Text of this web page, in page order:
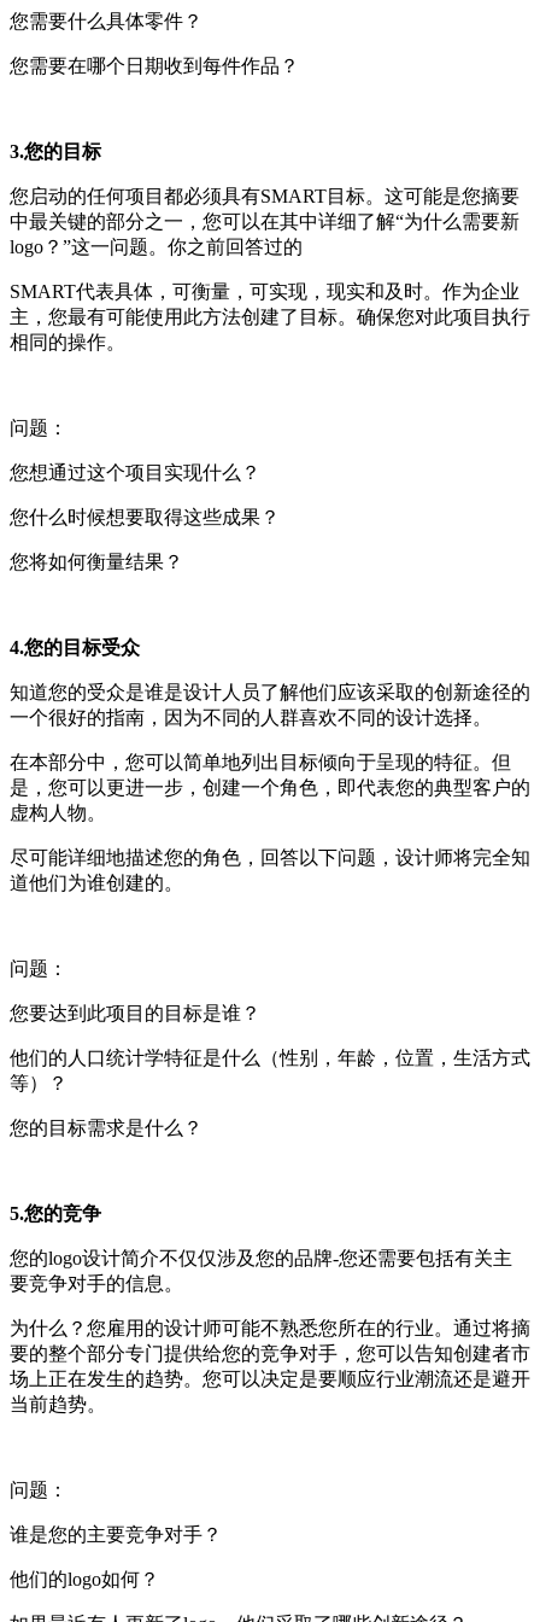
您需要什么具体零件？
您需要在哪个日期收到每件作品？
3.您的目标
您启动的任何项目都必须具有SMART目标。这可能是您摘要
中最关键的部分之一，您可以在其中详细了解“为什么需要新
logo？”这一问题。你之前回答过的
SMART代表具体，可衡量，可实现，现实和及时。作为企业
主，您最有可能使用此方法创建了目标。确保您对此项目执行
相同的操作。
问题：
您想通过这个项目实现什么？
您什么时候想要取得这些成果？
您将如何衡量结果？
4.您的目标受众
知道您的受众是谁是设计人员了解他们应该采取的创新途径的
一个很好的指南，因为不同的人群喜欢不同的设计选择。
在本部分中，您可以简单地列出目标倾向于呈现的特征。但
是，您可以更进一步，创建一个角色，即代表您的典型客户的
虚构人物。
尽可能详细地描述您的角色，回答以下问题，设计师将完全知
道他们为谁创建的。
问题：
您要达到此项目的目标是谁？
他们的人口统计学特征是什么（性别，年龄，位置，生活方式
等）？
您的目标需求是什么？
5.您的竞争
您的logo设计简介不仅仅涉及您的品牌-您还需要包括有关主
要竞争对手的信息。
为什么？您雇用的设计师可能不熟悉您所在的行业。通过将摘
要的整个部分专门提供给您的竞争对手，您可以告知创建者市
场上正在发生的趋势。您可以决定是要顺应行业潮流还是避开
当前趋势。
问题：
谁是您的主要竞争对手？
他们的logo如何？